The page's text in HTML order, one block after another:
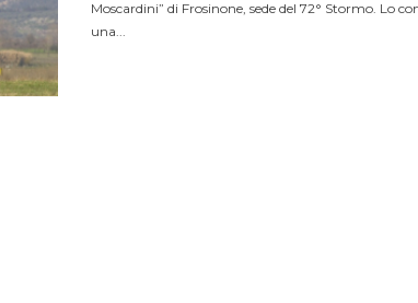
Moscardini” di Frosinone, sede del 72° Stormo. Lo
una...